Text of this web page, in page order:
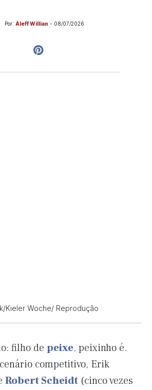
Por: Áleff Willian - 08/07/2026
Kieler Woche/ Reprodução
filho de peixe, peixinho é.
competitivo, Erik
Robert Scheidt (cinco vezes